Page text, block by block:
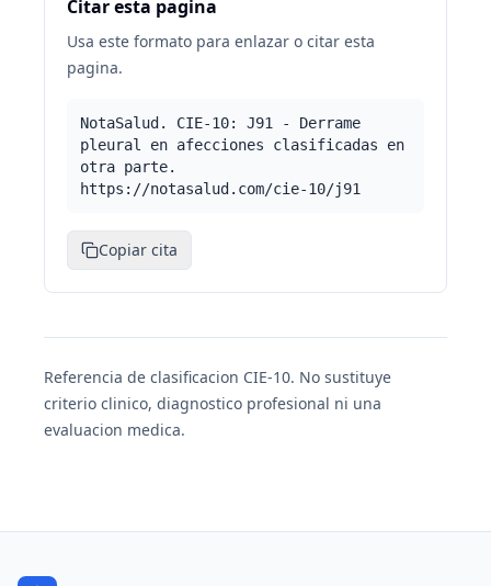
Citar esta pagina
Usa este formato para enlazar o citar esta
pagina.
NotaSalud. CIE-10: J91 - Derrame
pleural en afecciones clasificadas en
otra parte.
https://notasalud.com/cie-10/j91
Copiar cita
Referencia de clasificacion CIE-10. No sustituye
criterio clinico, diagnostico profesional ni una
evaluacion medica.